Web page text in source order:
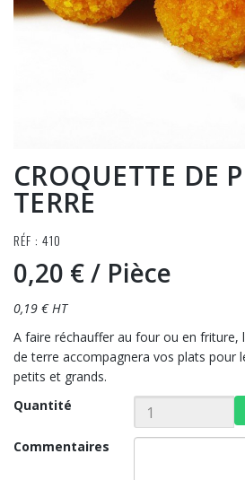
CROQUETTE DE
TERRE
RÉF : 410
0,20 €/ Pièce
0,19 € HT
A faire réchauffer au four ou en friture,
de terre accompagnera vos plats pour
petits et grands.
Quantité
Commentaires